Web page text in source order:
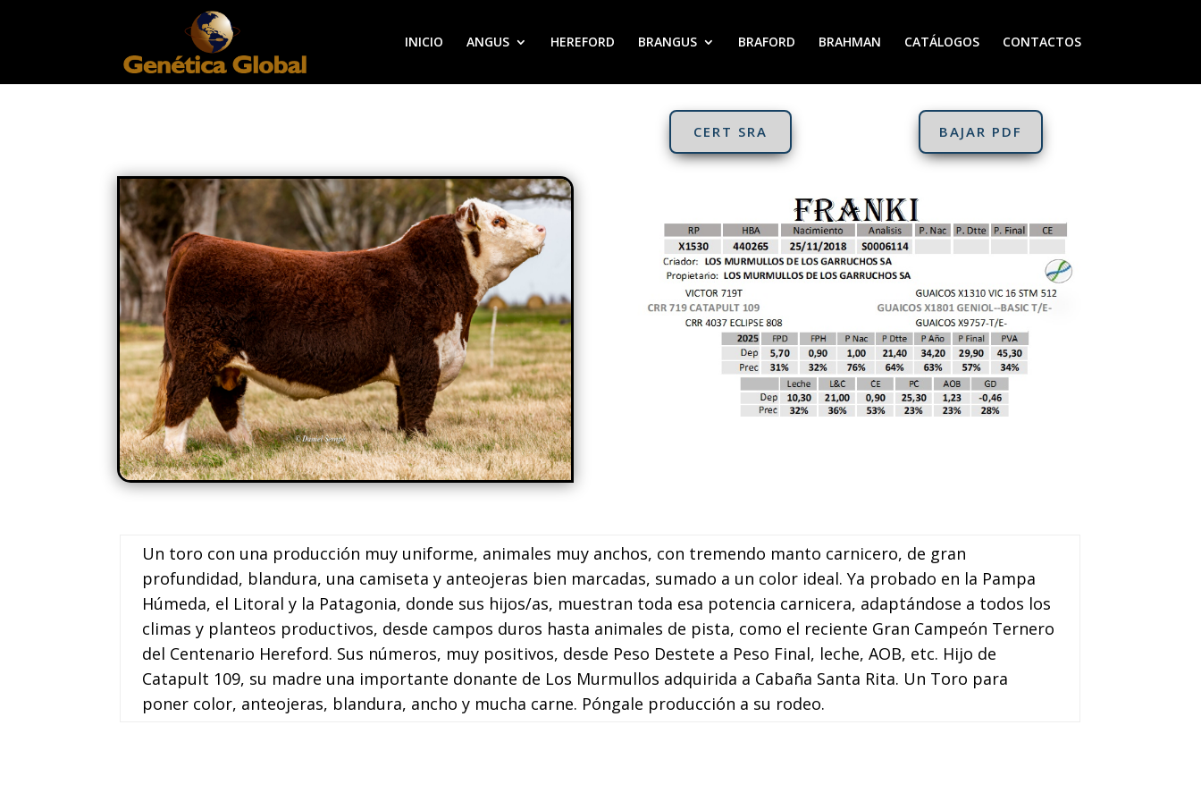
INICIO ANGUS HEREFORD BRANGUS BRAFORD BRAHMAN CATÁLOGOS CONTACTOS
CERT SRA BAJAR PDF
Un toro con una producción muy uniforme, animales muy anchos, con tremendo manto carnicero, de gran
profundidad, blandura, una camiseta y anteojeras bien marcadas, sumado a un color ideal. Ya probado en la Pampa
Húmeda, el Litoral y la Patagonia, donde sus hijos/as, muestran toda esa potencia carnicera, adaptándose a todos los
climas y planteos productivos, desde campos duros hasta animales de pista, como el reciente Gran Campeón Ternero
del Centenario Hereford. Sus números, muy positivos, desde Peso Destete a Peso Final, leche, AOB, etc. Hijo de
Catapult 109, su madre una importante donante de Los Murmullos adquirida a Cabaña Santa Rita. Un Toro para
poner color, anteojeras, blandura, ancho y mucha carne. Póngale producción a su rodeo.